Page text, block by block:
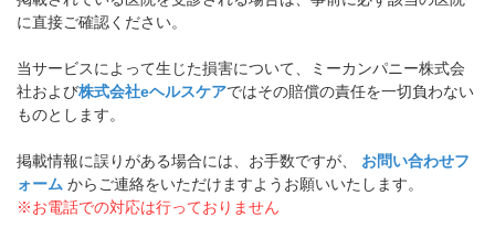
に直接ご確認ください。
当サービスによって生じた損害について、ミーカンパニー株式会
社および株式会社eヘルスケアではその賠償の責任を一切負わない
ものとします。
掲載情報に誤りがある場合には、お手数ですが、 お問い合わせフ
ォーム からご連絡をいただけますようお願いいたします。
※お電話での対応は行っておりません